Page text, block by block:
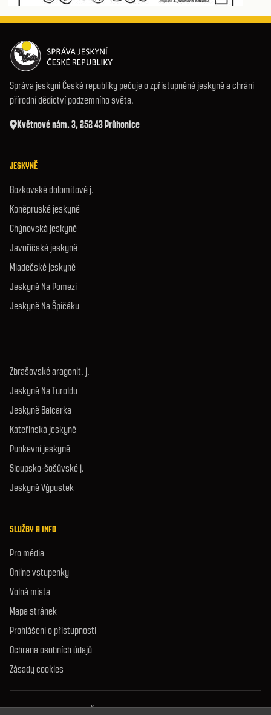
Správa jeskyní České republiky pečuje o zpřístupněné jeskyně a chrání
přírodní dědictví podzemního světa.
Květnové nám. 3, 252 43 Průhonice
JESKYNĚ
Bozkovské dolomitové j.
Koněpruské jeskyně
Chýnovská jeskyně
Javoříčské jeskyně
Mladečské jeskyně
Jeskyně Na Pomezí
Jeskyně Na Špičáku
Zbrašovské aragonit. j.
Jeskyně Na Turoldu
Jeskyně Balcarka
Kateřinská jeskyně
Punkevní jeskyně
Sloupsko-šošůvské j.
Jeskyně Výpustek
SLUŽBY A INFO
Pro média
Online vstupenky
Volná místa
Mapa stránek
Prohlášení o přístupnosti
Ochrana osobních údajů
Zásady cookies
© 2026 Správa jeskyní České republiky. Všechna práva vyhrazena.